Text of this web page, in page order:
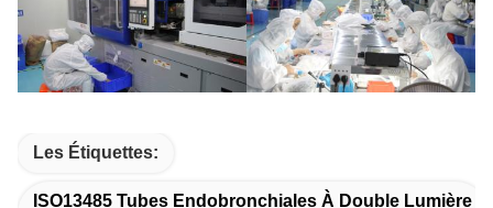
Les Étiquettes:
ISO13485 Tubes Endobronchiales À Double Lumière